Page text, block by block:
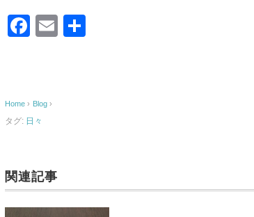
F
b
k
E
Home › Blog ›
タグ: 日々
関連記事